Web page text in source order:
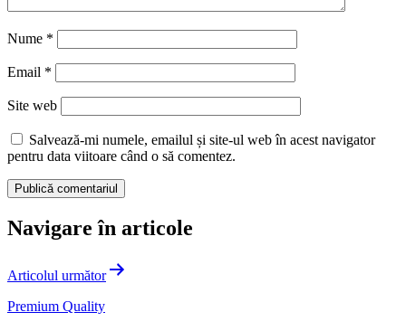
Nume *
Email *
Site web
Salvează-mi numele, emailul și site-ul web în acest navigator
pentru data viitoare când o să comentez.
Navigare în articole
Articolul următor
Premium Quality